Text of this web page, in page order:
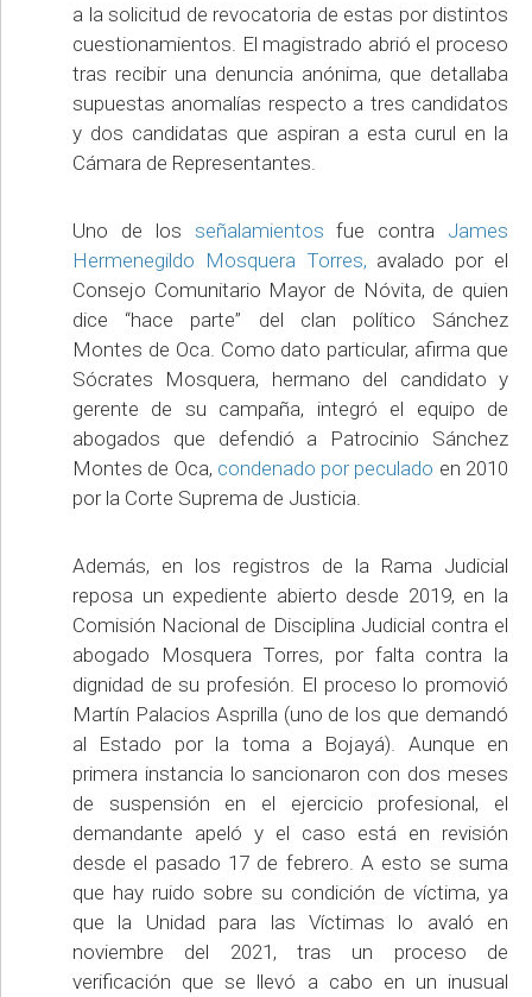
a la solicitud de revocatoria de estas por distintos
cuestionamientos. El magistrado abrió el proceso
tras recibir una denuncia anónima, que detallaba
supuestas anomalías respecto a tres candidatos
y dos candidatas que aspiran a esta curul en la
Cámara de Representantes.
Uno de los señalamientos fue contra James
Hermenegildo Mosquera Torres, avalado por el
Consejo Comunitario Mayor de Nóvita, de quien
dice “hace parte” del clan político Sánchez
Montes de Oca. Como dato particular, afirma que
Sócrates Mosquera, hermano del candidato y
gerente de su campaña, integró el equipo de
abogados que defendió a Patrocinio Sánchez
Montes de Oca, condenado por peculado en 2010
por la Corte Suprema de Justicia.
Además, en los registros de la Rama Judicial
reposa un expediente abierto desde 2019, en la
Comisión Nacional de Disciplina Judicial contra el
abogado Mosquera Torres, por falta contra la
dignidad de su profesión. El proceso lo promovió
Martín Palacios Asprilla (uno de los que demandó
al Estado por la toma a Bojayá). Aunque en
primera instancia lo sancionaron con dos meses
de suspensión en el ejercicio profesional, el
demandante apeló y el caso está en revisión
desde el pasado 17 de febrero. A esto se suma
que hay ruido sobre su condición de víctima, ya
que la Unidad para las Víctimas lo avaló en
noviembre del 2021, tras un proceso de
verificación que se llevó a cabo en un inusual